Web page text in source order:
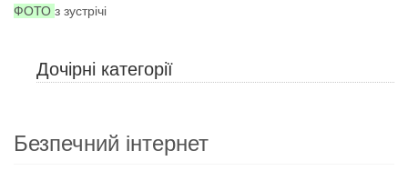
ФОТО з зустрічі
Дочірні категорії
Безпечний інтернет